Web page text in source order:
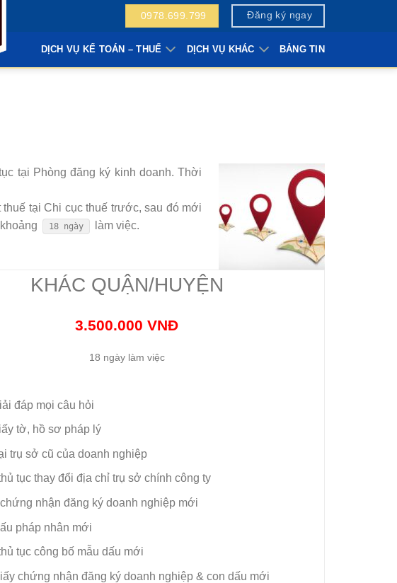
0978.699.799 Đăng ký ngay
DỊCH VỤ KẾ TOÁN – THUẾ DỊCH VỤ KHÁC BẢNG TIN
tại Phòng đăng ký kinh doanh. Thời
thuế tại Chi cục thuế trước, sau đó mới
18 ngày làm việc.
KHÁC QUẬN/HUYỆN
3.500.000 VNĐ
18 ngày làm việc
đáp mọi câu hỏi
tờ, hồ sơ pháp lý
trụ sở cũ của doanh nghiệp
tục thay đổi địa chỉ trụ sở chính công ty
nhận đăng ký doanh nghiệp mới
pháp nhân mới
tục công bố mẫu dấu mới
chứng nhận đăng ký doanh nghiệp & con dấu mới